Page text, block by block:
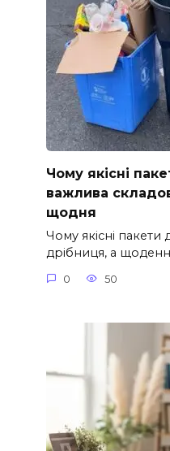
Чому якісні
важлива
щодня
Чому якісні пакети
дрібниця, а
0 50